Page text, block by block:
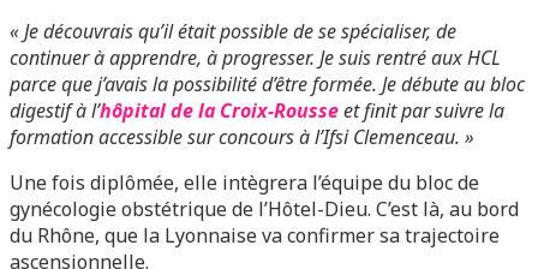
« Je découvrais qu’il était possible de se spécialiser, de
continuer à apprendre, à progresser. Je suis rentré aux HCL
parce que j’avais la possibilité d’être formée. Je débute au bloc
digestif à l’hôpital de la Croix-Rousseet finit par suivre la
formation accessible sur concours à l’Ifsi Clemenceau. »
Une fois diplômée, elle intègrera l’équipe du bloc de
gynécologie obstétrique de l’Hôtel-Dieu. C’est là, au bord
du Rhône, que la Lyonnaise va confirmer sa trajectoire
ascensionnelle.